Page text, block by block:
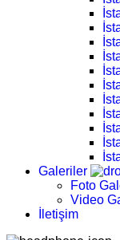
Galeriler
Foto
Video
İletişim